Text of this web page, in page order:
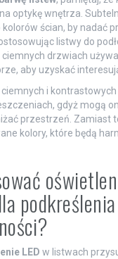
optykę wnętrza.
kolorów ścian, by nadać
listwy do
ciemnych drzwiach
aby uzyskać
ciemnych i
gdyż mogą
przestrzeń. Zamiast
kolory, które będą
podkreślenia
LED w listwach